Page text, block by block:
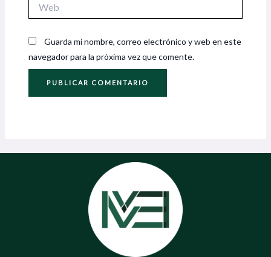
Guarda mi nombre, correo electrónico y web en este
navegador para la próxima vez que comente.